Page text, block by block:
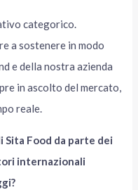
categorico.
a sostenere in modo
e della nostra azienda
in ascolto del mercato,
reale.
Sita Food da parte dei
internazionali